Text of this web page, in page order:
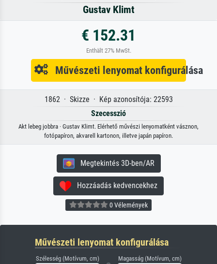
Gustav Klimt
€ 152.31
Enthält 27% MwSt.
Művészeti lenyomat konfigurálása
1862 · Skizze · Kép azonosítója: 22593
Szecesszió
Akt lebeg jobbra · Gustav Klimt. Elérhető művészi lenyomatként vásznon,
fotópapíron, akvarell kartonon, illetve japán papíron.
Megtekintés 3D-ben/AR
Hozzáadás kedvencekhez
0 Vélemények
Művészeti lenyomat konfigurálása
Szélesség (Motívum, cm) Magasság (Motívum, cm)